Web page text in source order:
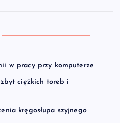
w pracy przy komputerze
ciężkich toreb i
kręgosłupa szyjnego